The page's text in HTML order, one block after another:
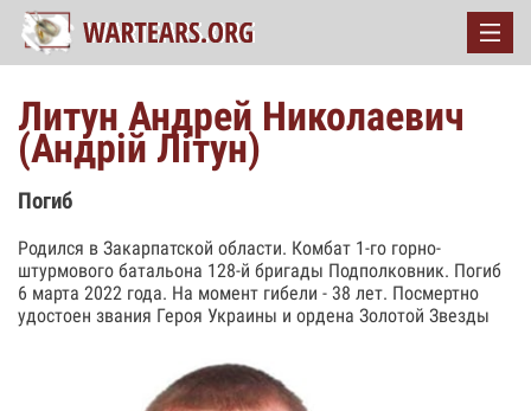
Литун Андрей Николаевич
(Андрій Літун)
Погиб
Родился в Закарпатской области. Комбат 1-го горно-
штурмового батальона 128-й бригады Подполковник. Погиб
6 марта 2022 года. На момент гибели - 38 лет. Посмертно
удостоен звания Героя Украины и ордена Золотой Звезды